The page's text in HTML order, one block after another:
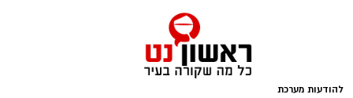
להודעות מערכת